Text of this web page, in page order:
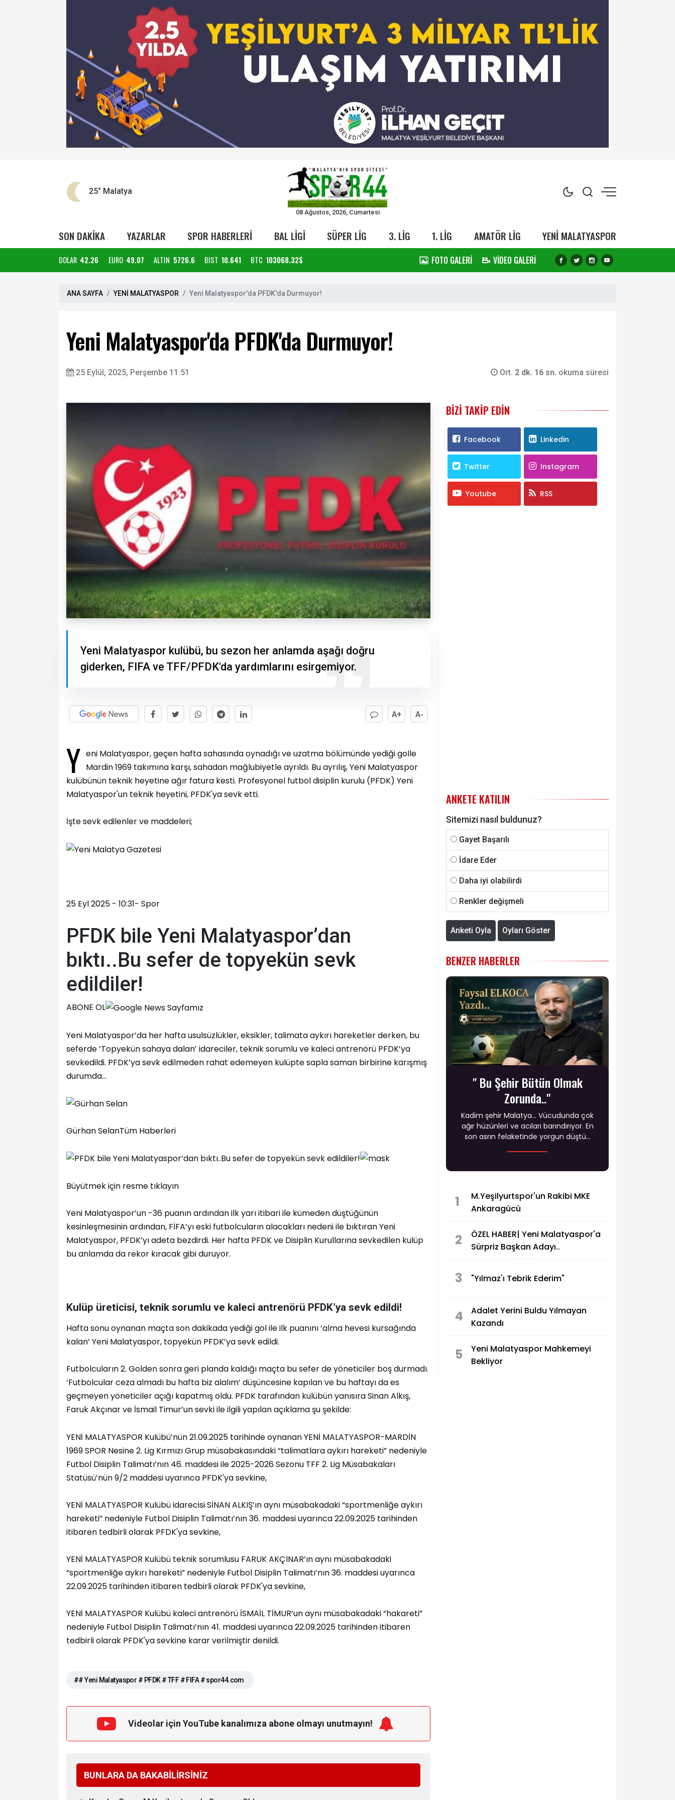
25° Malatya
08 Ağustos, 2026, Cumartesi
SON DAKİKA YAZARLAR SPOR HABERLERİ BAL LİGİ SÜPER LİG 3. LİG 1. LİG AMATÖR LİG YENİ MALATYASPOR
DOLAR 42.26 EURO 49.07 ALTIN 5726.6 BIST 10.641 BTC 103068.32$ FOTO GALERİ VİDEO GALERİ
ANA SAYFA YENİ MALATYASPOR Yeni Malatyaspor'da PFDK'da Durmuyor!
Yeni Malatyaspor'da PFDK'da Durmuyor!
25 Eylül, 2025, Perşembe 11:51 Ort. 2 dk. 16 sn. okuma süresi
Yeni Malatyaspor kulübü, bu sezon her anlamda aşağı doğru
giderken, FIFA ve TFF/PFDK'da yardımlarını esirgemiyor.
A+ A-
Y eni Malatyaspor, geçen hafta sahasında oynadığı ve uzatma bölümünde yediği golle
Mardin 1969 takımına karşı, sahadan mağlubiyetle ayrıldı. Bu ayrılış, Yeni Malatyaspor
kulübünün teknik heyetine ağır fatura kesti. Profesyonel futbol disiplin kurulu (PFDK) Yeni
Malatyaspor'un teknik heyetini, PFDK'ya sevk etti.
İşte sevk edilenler ve maddeleri;
25 Eyl 2025 - 10:31- Spor
PFDK bile Yeni Malatyaspor’dan
bıktı..Bu sefer de topyekün sevk
edildiler!
ABONE OL
Yeni Malatyaspor’da her hafta usulsüzlükler, eksikler, talimata aykırı hareketler derken, bu
seferde ‘Topyekün sahaya dalan’ idareciler, teknik sorumlu ve kaleci antrenörü PFDK’ya
sevkedildi. PFDK’ya sevk edilmeden rahat edemeyen kulüpte sapla saman birbirine karışmış
durumda...
Gürhan SelanTüm Haberleri
Büyütmek için resme tıklayın
Yeni Malatyaspor’un -36 puanın ardından ilk yarı itibari ile kümeden düştüğünün
kesinleşmesinin ardından, FİFA’yı eski futbolcuların alacakları nedeni ile bıktıran Yeni
Malatyaspor, PFDK’yı adeta bezdirdi. Her hafta PFDK ve Disiplin Kurullarına sevkedilen kulüp
bu anlamda da rekor kıracak gibi duruyor.
Kulüp üreticisi, teknik sorumlu ve kaleci antrenörü PFDK’ya sevk edildi!
Hafta sonu oynanan maçta son dakikada yediği gol ile ilk puanını ‘alma hevesi kursağında
kalan’ Yeni Malatyaspor, topyekün PFDK’ya sevk edildi.
Futbolcuların 2. Golden sonra geri planda kaldığı maçta bu sefer de yöneticiler boş durmadı.
‘Futbolcular ceza almadı bu hafta biz alalım’ düşüncesine kapılan ve bu haftayı da es
geçmeyen yöneticiler açığı kapatmış oldu. PFDK tarafından kulübün yanısıra Sinan Alkış,
Faruk Akçınar ve İsmail Timur’un sevki ile ilgili yapılan açıklama şu şekilde:
YENİ MALATYASPOR Kulübü’nün 21.09.2025 tarihinde oynanan YENİ MALATYASPOR-MARDİN
1969 SPOR Nesine 2. Lig Kırmızı Grup müsabakasındaki “talimatlara aykırı hareketi” nedeniyle
Futbol Disiplin Talimatı’nın 46. maddesi ile 2025-2026 Sezonu TFF 2. Lig Müsabakaları
Statüsü’nün 9/2 maddesi uyarınca PFDK'ya sevkine,
YENİ MALATYASPOR Kulübü idarecisi SİNAN ALKIŞ’ın aynı müsabakadaki “sportmenliğe aykırı
hareketi” nedeniyle Futbol Disiplin Talimatı’nın 36. maddesi uyarınca 22.09.2025 tarihinden
itibaren tedbirli olarak PFDK'ya sevkine,
YENİ MALATYASPOR Kulübü teknik sorumlusu FARUK AKÇINAR’ın aynı müsabakadaki
“sportmenliğe aykırı hareketi” nedeniyle Futbol Disiplin Talimatı’nın 36. maddesi uyarınca
22.09.2025 tarihinden itibaren tedbirli olarak PFDK'ya sevkine,
YENİ MALATYASPOR Kulübü kaleci antrenörü İSMAİL TİMUR’un aynı müsabakadaki “hakareti”
nedeniyle Futbol Disiplin Talimatı’nın 41. maddesi uyarınca 22.09.2025 tarihinden itibaren
tedbirli olarak PFDK'ya sevkine karar verilmiştir denildi.
## Yeni Malatyaspor # PFDK # TFF # FIFA # spor44.com
Videolar için YouTube kanalımıza abone olmayı unutmayın!
BUNLARA DA BAKABİLİRSİNİZ
BIZI TAKIP EDIN
Facebook Linkedin
Twitter Instagram
Youtube RSS
ANKETE KATILIN
Sitemizi nasıl buldunuz?
Gayet Başarılı
İdare Eder
Daha iyi olabilirdi
Renkler değişmeli
Anketi Oyla Oyları Göster
BENZER HABERLER
" Bu Şehir Bütün Olmak
Zorunda.."
​Kadim şehir Malatya... Vücudunda çok
ağır hüzünleri ve acıları barındırıyor. En
son asrın felaketinde yorgun düştü...
1
M.Yeşilyurtspor'un Rakibi MKE
Ankaragücü
2
ÖZEL HABER| Yeni Malatyaspor'a
Sürpriz Başkan Adayı..
3 "Yılmaz'ı Tebrik Ederim"
4
Adalet Yerini Buldu Yılmayan
Kazandı
5
Yeni Malatyaspor Mahkemeyi
Bekliyor